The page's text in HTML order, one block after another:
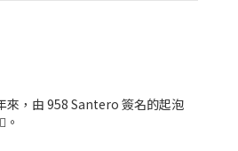
來，由 958 Santero 簽名的起泡